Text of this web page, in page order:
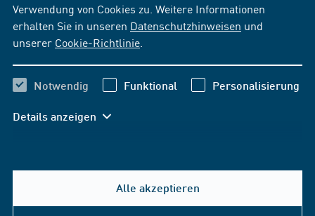
Verwendung von Cookies zu. Weitere Informationen
erhalten Sie in unseren Datenschutzhinweisen und
unserer Cookie-Richtlinie
Notwendig Funktional Personalisierung
Details anzeigen
Alle akzeptieren
Hilfe & Kontakt